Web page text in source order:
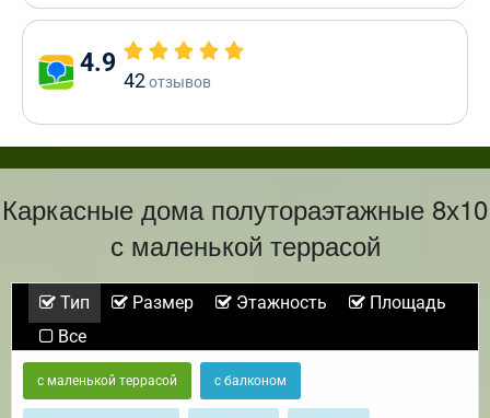
4.9
42отзывов
Каркасные дома полутораэтажные 8х10
с маленькой террасой
Тип Размер Этажность
Площадь
Все
с маленькой террасой с балконом